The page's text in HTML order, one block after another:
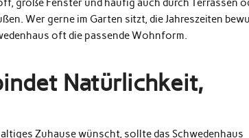
große Fenster und häufig auch durch Terrassen
Wer gerne im Garten sitzt, die Jahreszeiten
oft die passende Wohnform.
Natürlichkeit,
Zuhause wünscht, sollte das Schwedenhaus